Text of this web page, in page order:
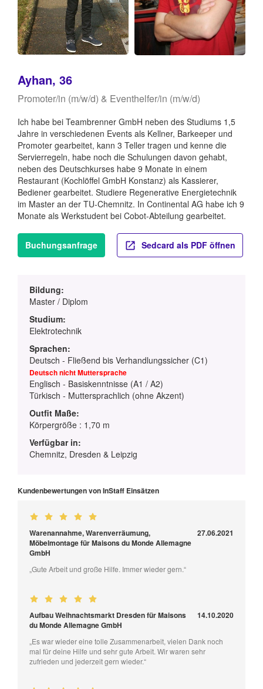
Ayhan, 36
Promoter/in (m/w/d) & Eventhelfer/in (m/w/d)
Ich habe bei Teambrenner GmbH neben des Studiums 1,5
Jahre in verschiedenen Events als Kellner, Barkeeper und
Promoter gearbeitet, kann 3 Teller tragen und kenne die
Servierregeln, habe noch die Schulungen davon gehabt,
neben des Deutschkurses habe 9 Monate in einem
Restaurant (Kochlöffel GmbH Konstanz) als Kassierer,
Bediener gearbeitet. Studiere Regenerative Energietechnik
im Master an der TU-Chemnitz. In Continental AG habe ich 9
Monate als Werkstudent bei Cobot-Abteilung gearbeitet.
Buchungsanfrage Sedcard als PDF öffnen
Bildung:
Master / Diplom
Studium:
Elektrotechnik
Sprachen:
Deutsch - Fließend bis Verhandlungssicher (C1)
Deutsch nicht Muttersprache
Englisch - Basiskenntnisse (A1 / A2)
Türkisch - Muttersprachlich (ohne Akzent)
Outfit Maße:
Körpergröße : 1,70 m
Verfügbar in:
Chemnitz, Dresden & Leipzig
Kundenbewertungen von InStaff Einsätzen
Warenannahme, Warenverräumung,
Möbelmontage für Maisons du Monde Allemagne
GmbH
27.06.2021
„Gute Arbeit und große Hilfe. Immer wieder gern.“
Aufbau Weihnachtsmarkt Dresden für Maisons
du Monde Allemagne GmbH
14.10.2020
„Es war wieder eine tolle Zusammenarbeit, vielen Dank noch
mal für deine Hilfe und sehr gute Arbeit. Wir waren sehr
zufrieden und jederzeit gern wieder.“